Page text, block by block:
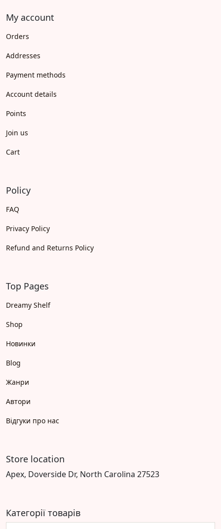
My account
Orders
Addresses
Payment methods
Account details
Points
Join us
Cart
Policy
FAQ
Privacy Policy
Refund and Returns Policy
Top Pages
Dreamy Shelf
Shop
Новинки
Blog
Жанри
Автори
Відгуки про нас
Store location
Apex, Doverside Dr, North Carolina 27523
Категорії товарів